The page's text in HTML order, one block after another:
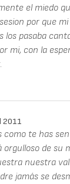
el miedo
por que
los pasaba
mi, con la
2011
como te has
de su
nuestra
jamás se